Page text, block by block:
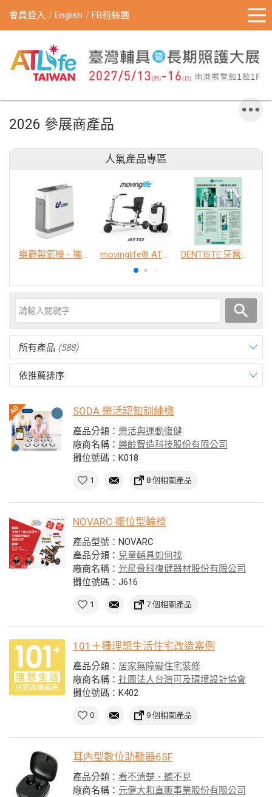
會員登入 English FB粉絲團
2026 參展商產品
人氣產品專區
樂爵製氧機 - 攜帶型 movinglife® ATTO新世代電動代步車 經典款 DENTISTE'牙醫選極敏感牙膏、抗蛀牙膏
所有產品 (588)
依推薦排序
SODA 樂活認知訓練機
產品分類： 樂活與運動復健
廠商名稱： 樂齡智造科技股份有限公司
攤位號碼：K018
1 8 個相關產品
NOVARC 擺位型輪椅
產品型號：NOVARC
產品分類： 兒童輔具如何找
廠商名稱： 光星骨科復健器材股份有限公司
攤位號碼：J616
1 7 個相關產品
101＋種理想生活住宅改造案例
產品分類： 居家無障礙住宅裝修
廠商名稱： 社團法人台灣可及環境設計協會
攤位號碼：K402
0 9 個相關產品
耳內型數位助聽器6SF
產品分類： 看不清楚、聽不見
廠商名稱： 元健大和直販事業股份有限公司